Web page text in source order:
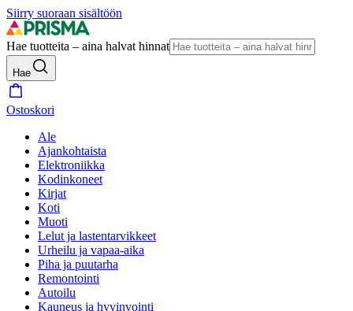
Siirry suoraan sisältöön
Hae tuotteita – aina halvat hinnat
Hae
Ostoskori
Ale
Ajankohtaista
Elektroniikka
Kodinkoneet
Kirjat
Koti
Muoti
Lelut ja lastentarvikkeet
Urheilu ja vapaa-aika
Piha ja puutarha
Remontointi
Autoilu
Kauneus ja hyvinvointi